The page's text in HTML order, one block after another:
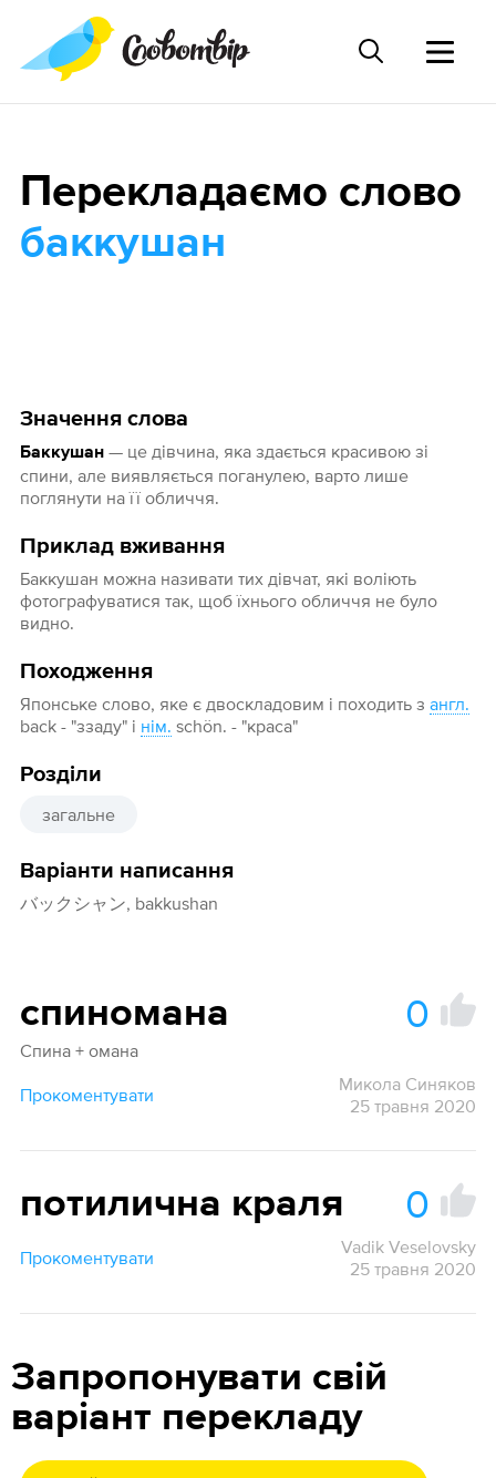
Значення слова
Баккушан— це дівчина, яка здається красивою зі
спини, але виявляється поганулею, варто лише
поглянути на її обличчя.
Приклад вживання
Баккушан можна називати тих дівчат, які воліють
фотографуватися так, щоб їхнього обличчя не було
видно.
Походження
Японське слово, яке є двоскладовим і походить з англ.
back - "ззаду" і нім. schön. - "краса"
Розділи
загальне
Варіанти написання
バックシャン, bakkushan
Перекладаємо слово
баккушан
спиномана 0
Спина + омана
Прокоментувати
Микола Синяков
25 травня 2020
потилична краля 0
Прокоментувати
Vadik Veselovsky
25 травня 2020
Запропонувати свій
варіант перекладу